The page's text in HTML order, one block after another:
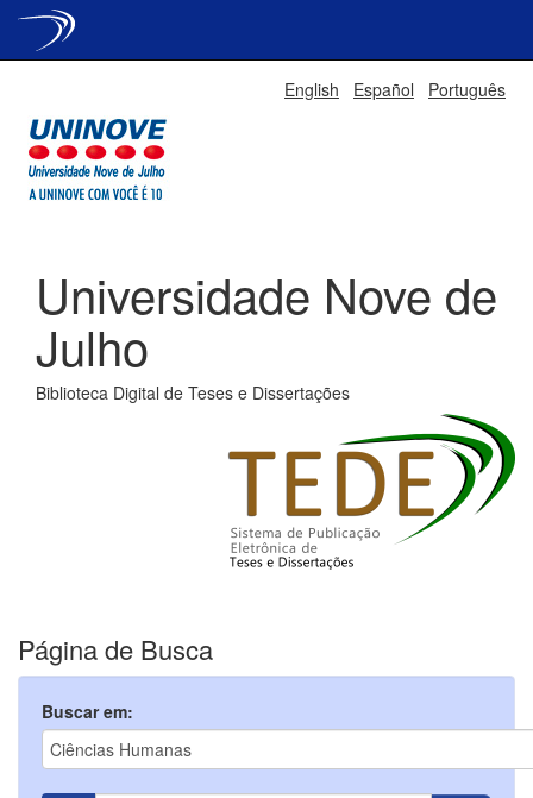
English Español Português
Universidade Nove de
Julho
Biblioteca Digital de Teses e Dissertações
Página de Busca
Buscar em: